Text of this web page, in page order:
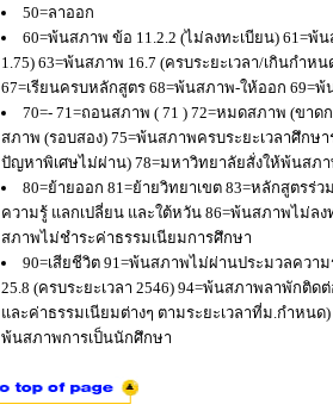
50=ลาออก
60=พ้นสภาพ ข้อ 11.2.2 (ไม่ลงทะเบียน) 61=พ้
1.75) 63=พ้นสภาพ 16.7 (ครบระยะเวลา/เกินกำ
67=เรียนครบหลักสูตร 68=พ้นสภาพ-ให้ออก 69=
70=- 71=ถอนสภาพ ( 71 ) 72=หมดสภาพ (ขา
สภาพ (รอบสอง) 75=พ้นสภาพครบระยะเวลาศึก
ปัญหาพิเศษไม่ผ่าน) 78=มหาวิทยาลัยสั่งให้พ้นส
80=ย้ายออก 81=ย้ายวิทยาเขต 83=หลักสูตร
ความรู้ แลกเปลี่ยน และใต้หวัน 86=พ้นสภาพไม่ล
สภาพไม่ชำระค่าธรรมเนียมการศึกษา
90=เสียชีวิต 91=พ้นสภาพไม่ผ่านประมวลคว
25.8 (ครบระยะเวลา 2546) 94=พ้นสภาพลาพักติ
และค่าธรรมเนียมต่างๆ ตามระยะเวลาที่ม.กำหน
พ้นสภาพการเป็นนักศึกษา